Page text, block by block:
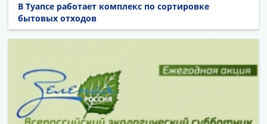
В Туапсе работает комплекс по сортировке
бытовых отходов